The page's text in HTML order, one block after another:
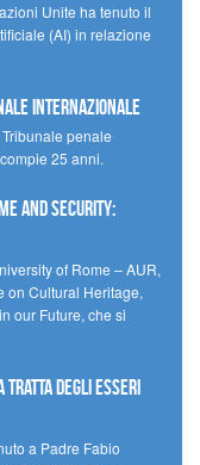
Unite ha tenuto il
(AI) in relazione
internazionale
penale
25 anni.
and Security:
of Rome – AUR,
on Cultural Heritage,
our Future, che si
tratta degli esseri
a Padre Fabio